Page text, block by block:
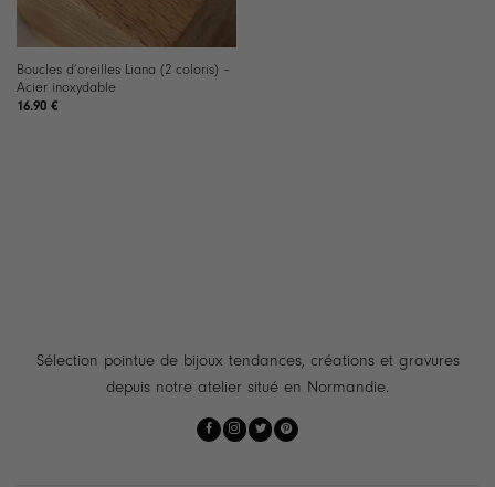
Boucles d’oreilles Liana (2 coloris) –
Acier inoxydable
16.90 €
Sélection pointue de bijoux tendances, créations et gravures
depuis notre atelier situé en Normandie.